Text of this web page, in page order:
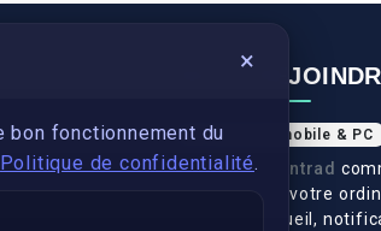
×
fonctionnement du
Politique de confidentialité.
NOUS
Application mobile & PC
InstallezSwantrad
téléphone et votre
l’écran d’accueil,